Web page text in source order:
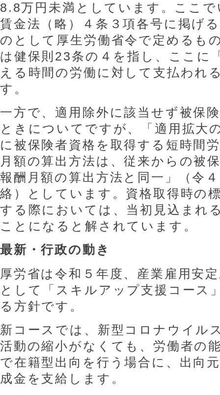
8.8万円未満としています。ここ
賃金法（略）４条３項各号に掲げ
のとして厚生労働省令で定めるも
は健保則23条の４を指し、ここに
える時間の労働に対して支払われ
す。
一方で、適用除外に該当せず被保
ときについてですが、「適用拡大
に被保険者資格を取得する短時間
月額の算出方法は、従来からの被
報酬月額の算出方法と同一」（令
絡）としています。資格取得時の
する際においては、当初見込まれ
ことになると解されています。
最新・行政の動き
厚労省は令和５年度、産業雇用安
として「スキルアップ支援コース
る方針です。
新コースでは、新型コロナウイル
活動の縮小がなくても、労働者の
で在籍型出向を行う場合に、出向
成金を支給します。